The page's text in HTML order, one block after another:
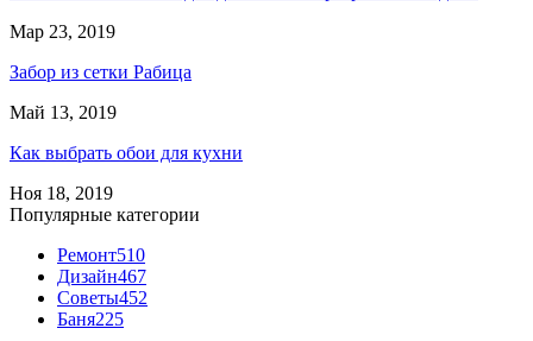
Мар 23, 2019
Забор из сетки Рабица
Май 13, 2019
Как выбрать обои для кухни
Ноя 18, 2019
Популярные категории
Ремонт510
Дизайн467
Советы452
Баня225